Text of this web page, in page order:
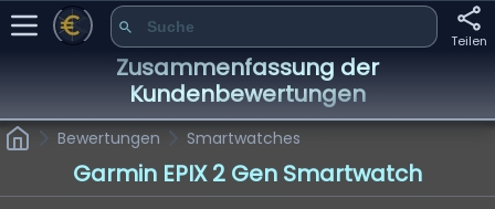
Teilen
Zusammenfassung der
Kundenbewertungen
Bewertungen Smartwatches
Garmin EPIX 2 Gen Smartwatch